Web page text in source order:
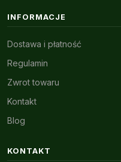
INFORMACJE
Dostawa i płatność
Regulamin
Zwrot towaru
Kontakt
Blog
KONTAKT